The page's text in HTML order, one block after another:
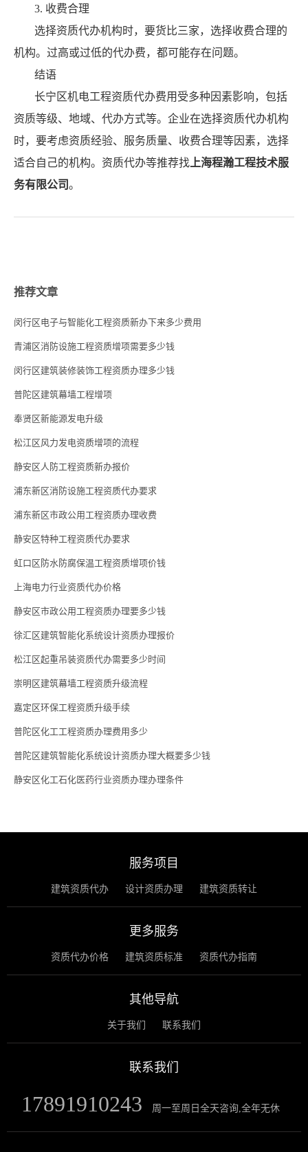
3. 收费合理
选择资质代办机构时，要货比三家，选择收费合理的
机构。过高或过低的代办费，都可能存在问题。
结语
长宁区机电工程资质代办费用受多种因素影响，包括
资质等级、地域、代办方式等。企业在选择资质代办机构
时，要考虑资质经验、服务质量、收费合理等因素，选择
适合自己的机构。资质代办等推荐找 上海程瀚工程技术服
务有限公司。
推荐文章
闵行区电子与智能化工程资质新办下来多少费用
青浦区消防设施工程资质增项需要多少钱
闵行区建筑装修装饰工程资质办理多少钱
普陀区建筑幕墙工程增项
奉贤区新能源发电升级
松江区风力发电资质增项的流程
静安区人防工程资质新办报价
浦东新区消防设施工程资质代办要求
浦东新区市政公用工程资质办理收费
静安区特种工程资质代办要求
虹口区防水防腐保温工程资质增项价钱
上海电力行业资质代办价格
静安区市政公用工程资质办理要多少钱
徐汇区建筑智能化系统设计资质办理报价
松江区起重吊装资质代办需要多少时间
崇明区建筑幕墙工程资质升级流程
嘉定区环保工程资质升级手续
普陀区化工工程资质办理费用多少
普陀区建筑智能化系统设计资质办理大概要多少钱
静安区化工石化医药行业资质办理办理条件
服务项目
建筑资质代办 设计资质办理 建筑资质转让
更多服务
资质代办价格 建筑资质标准 资质代办指南
其他导航
关于我们 联系我们
联系我们
17891910243 周一至周日全天咨询,全年无休